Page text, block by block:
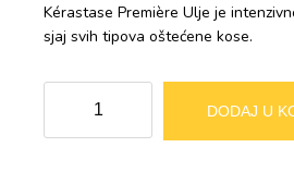
Kérastase Première Ulje je
sjaj svih tipova oštećene kose.
Première
DODAJ U